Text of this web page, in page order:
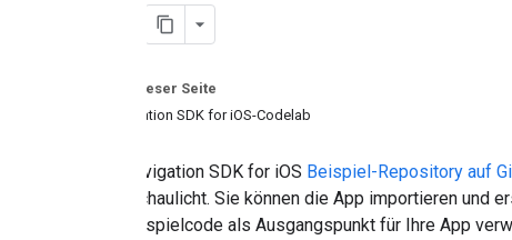
Auf dieser Seite
Navigation SDK for iOS-Codelab
Das Navigation SDK for iOS Beispiel-Repository auf
veranschaulicht. Sie können die App importieren und
den Beispielcode als Ausgangspunkt für Ihre App